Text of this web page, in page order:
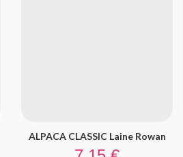
ALPACA CLASSIC Laine Rowan
Prix